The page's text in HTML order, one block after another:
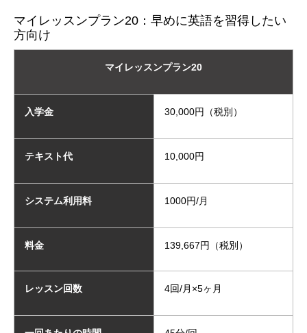
マイレッスンプラン20：早めに英語を習得したい
方向け
マイレッスンプラン20
入学金 30,000円（税別）
テキスト代 10,000円
システム利用料 1000円/月
料金 139,667円（税別）
レッスン回数 4回/月×5ヶ月